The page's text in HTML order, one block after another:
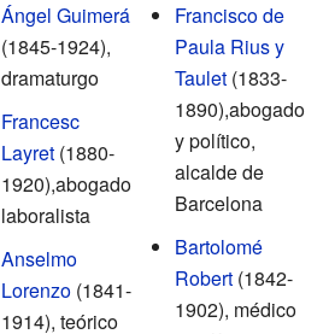
Ángel Guimerá
(1845-1924),
dramaturgo
Francesc
Layret (1880-
1920),abogado
laboralista
Anselmo
Lorenzo (1841-
1914), teórico
Francisco de
Paula Rius y
Taulet (1833-
1890),abogado
y político,
alcalde de
Barcelona
Bartolomé
Robert (1842-
1902), médico